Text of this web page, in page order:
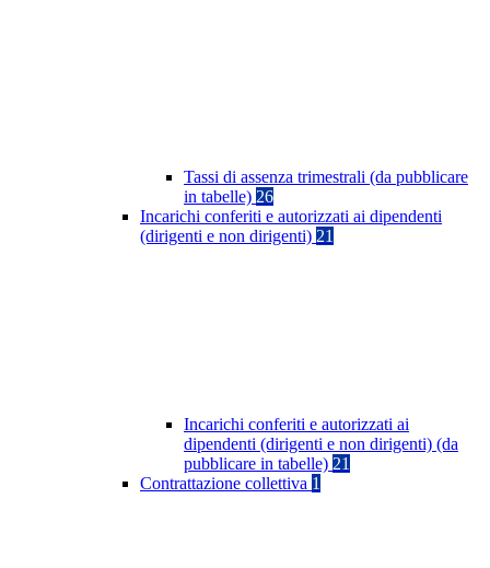
Tassi di assenza trimestrali (da pubblicare
in tabelle) 26
Incarichi conferiti e autorizzati ai dipendenti
(dirigenti e non dirigenti) 21
Incarichi conferiti e autorizzati ai
dipendenti (dirigenti e non dirigenti) (da
pubblicare in tabelle) 21
Contrattazione collettiva 1